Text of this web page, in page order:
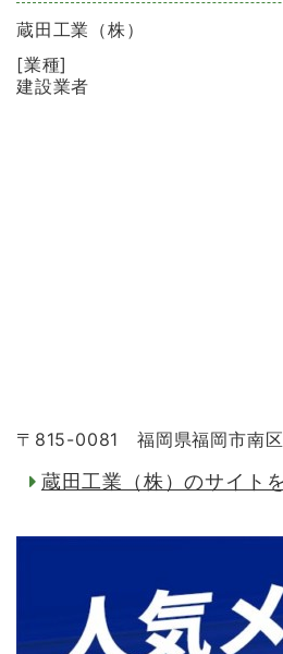
蔵田工業（株）
[業種]
建設業者
〒815-0081 福岡県福岡市南区
蔵田工業（株）のサイト